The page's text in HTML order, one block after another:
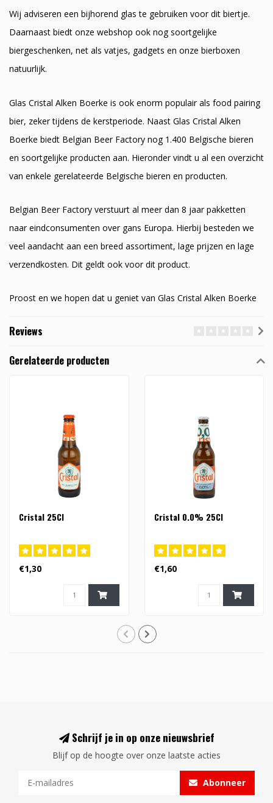
Wij adviseren een bijhorend glas te gebruiken voor dit biertje.
Daarnaast biedt onze webshop ook nog soortgelijke
biergeschenken, net als vatjes, gadgets en onze bierboxen
natuurlijk.
Glas Cristal Alken Boerke is ook enorm populair als food pairing
bier, zeker tijdens de kerstperiode. Naast Glas Cristal Alken
Boerke biedt Belgian Beer Factory nog 1.400 Belgische bieren
en soortgelijke producten aan. Hieronder vindt u al een overzicht
van enkele gerelateerde Belgische bieren en producten.
Belgian Beer Factory verstuurt al meer dan 8 jaar pakketten
naar eindconsumenten over gans Europa. Hierbij besteden we
veel aandacht aan een breed assortiment, lage prijzen en lage
verzendkosten. Dit geldt ook voor dit product.
Proost en we hopen dat u geniet van Glas Cristal Alken Boerke
Reviews
Gerelateerde producten
Cristal 25Cl
€1,30
Cristal 0.0% 25Cl
€1,60
Schrijf je in op onze nieuwsbrief
Blijf op de hoogte over onze laatste acties
Abonneer